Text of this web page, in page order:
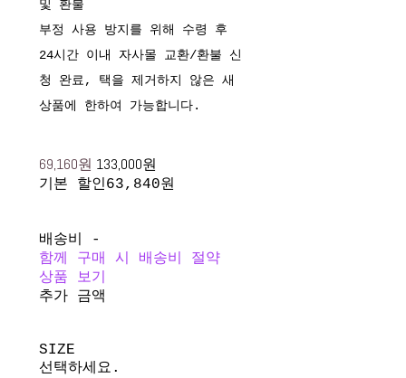
및 환불
부정 사용 방지를 위해 수령 후
24시간 이내 자사몰 교환/환불 신
청 완료, 택을 제거하지 않은 새
상품에 한하여 가능합니다.
69,160원 133,000원
기본 할인63,840원
배송비
-
함께 구매 시 배송비 절약
상품 보기
추가 금액
SIZE
선택하세요.